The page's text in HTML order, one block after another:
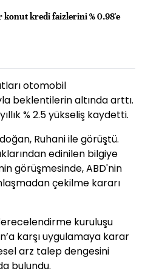
konut kredi faizlerini % 0.98'e
otomobil
beklentilerin altında arttı.
% 2.5 yükseliş kaydetti.
Ruhani ile görüştü.
edinilen bilgiye
görüşmesinde, ABD'nin
çekilme kararı
kuruluşu
karşı uygulamaya karar
arz talep dengesini
bulundu.